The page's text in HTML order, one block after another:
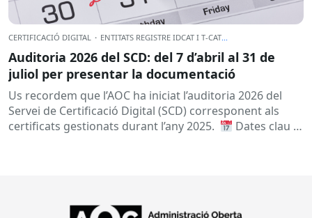
CERTIFICACIÓ DIGITAL · ENTITATS REGISTRE IDCAT I T-CAT...
Auditoria 2026 del SCD: del 7 d’abril al 31 de
juliol per presentar la documentació
Us recordem que l’AOC ha iniciat l’auditoria 2026 del
Servei de Certificació Digital (SCD) corresponent als
certificats gestionats durant l’any 2025.
Dates clau